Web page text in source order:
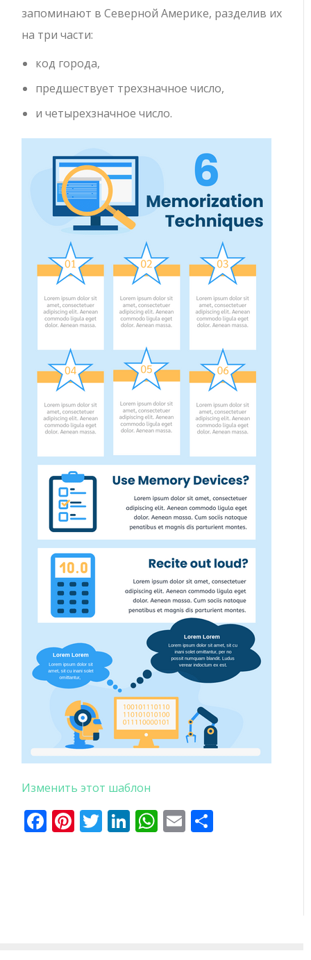
запоминают в Северной Америке, разделив их
на три части:
код города,
предшествует трехзначное число,
и четырехзначное число.
Изменить этот шаблон
Facebook
Pinterest
Twitter
LinkedIn
WhatsApp
Email